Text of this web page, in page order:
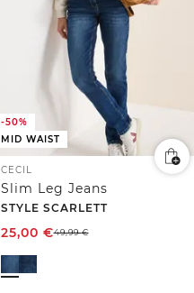
-50%
MID WAIST
CECIL
Slim Leg Jeans
STYLE SCARLETT
25,00 €49,99€